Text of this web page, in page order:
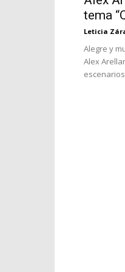
tema
Leticia
Alegre y
Alex